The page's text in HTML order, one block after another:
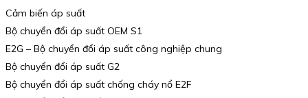
Cảm biến áp suất
Bộ chuyển đổi áp suất OEM S1
E2G – Bộ chuyển đổi áp suất công nghiệp chung
Bộ chuyển đổi áp suất G2
Bộ chuyển đổi áp suất chống cháy nổ E2F